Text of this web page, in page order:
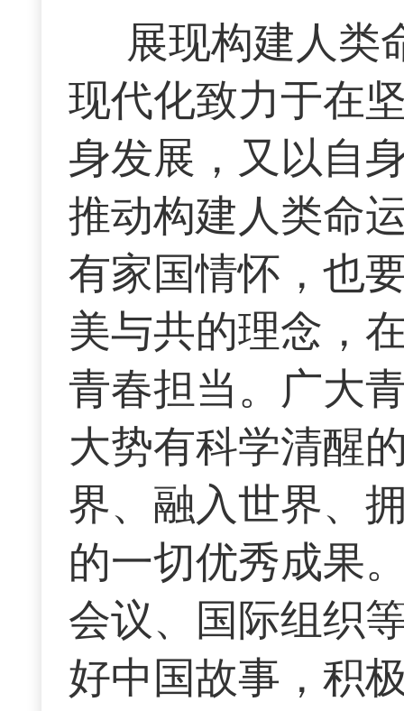
展现构建人类
现代化致力于在
身发展，又以自
推动构建人类命
有家国情怀，也
美与共的理念，
青春担当。广大
大势有科学清醒
界、融入世界、
的一切优秀成果
会议、国际组织
好中国故事，积